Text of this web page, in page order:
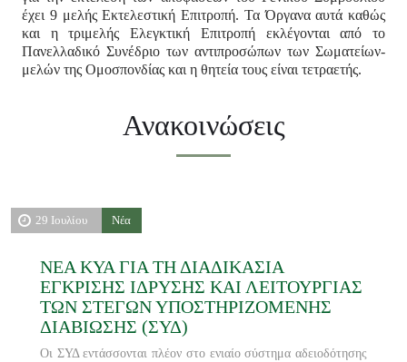
έχει 9 μελής Εκτελεστική Επιτροπή. Τα Όργανα αυτά καθώς
και η τριμελής Ελεγκτική Επιτροπή εκλέγονται από το
Πανελλαδικό Συνέδριο των αντιπροσώπων των Σωματείων-
μελών της Ομοσπονδίας και η θητεία τους είναι τετραετής.
Ανακοινώσεις
29 Ιουλίου Νέα
ΝΕΑ ΚΥΑ ΓΙΑ ΤΗ ΔΙΑΔΙΚΑΣΙΑ
ΕΓΚΡΙΣΗΣ ΙΔΡΥΣΗΣ ΚΑΙ ΛΕΙΤΟΥΡΓΙΑΣ
ΤΩΝ ΣΤΕΓΩΝ ΥΠΟΣΤΗΡΙΖΟΜΕΝΗΣ
ΔΙΑΒΙΩΣΗΣ (ΣΥΔ)
Οι ΣΥΔ εντάσσονται πλέον στο ενιαίο σύστημα αδειοδότησης